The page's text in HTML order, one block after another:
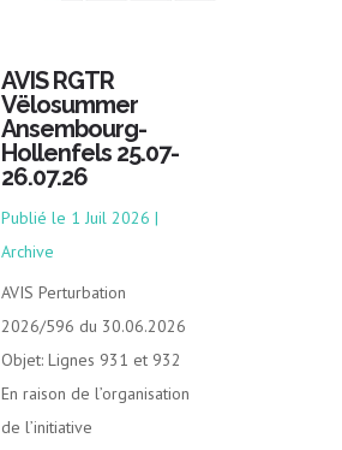
AVIS RGTR
Vëlosummer
Ansembourg-
Hollenfels 25.07-
26.07.26
1 Juil 2026 |
Archive
AVIS Perturbation
2026/596 du 30.06.2026
Objet: Lignes 931 et 932
En raison de l’organisation
de l’initiative